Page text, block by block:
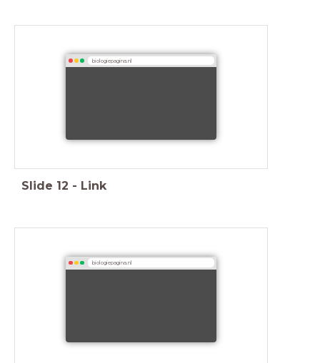
biologiepagina.nl
Slide 12 - Link
biologiepagina.nl